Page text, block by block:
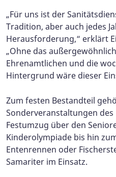
„Für uns ist der
Tradition, aber auch jedes
Herausforderung,“ erklärt
„Ohne das
Ehrenamtlichen und die
Hintergrund wäre dieser
Zum festen Bestandteil
Sonderveranstaltungen des
Festumzug über den
Kinderolympiade bis hin
Entenrennen oder
Samariter im Einsatz.